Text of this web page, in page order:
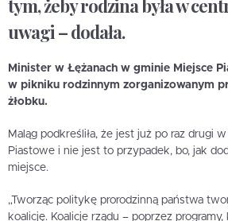
tym, żeby rodzina była w
uwagi – dodała.
Minister w Łężanach w gminie Miejsce
w pikniku rodzinnym zorganizowanym
żłobku.
Maląg podkreśliła, że jest już po raz drugi
Piastowe i nie jest to przypadek, bo, jak
miejsce.
„Tworząc politykę prorodzinną państwa
koalicję. Koalicje rządu – poprzez